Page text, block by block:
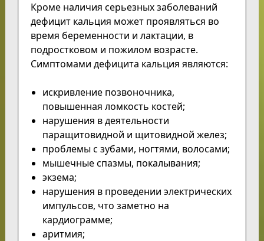
Кроме наличия серьезных заболеваний
дефицит кальция может проявляться во
время беременности и лактации, в
подростковом и пожилом возрасте.
Симптомами дефицита кальция являются:
искривление позвоночника,
повышенная ломкость костей;
нарушения в деятельности
паращитовидной и щитовидной желез;
проблемы с зубами, ногтями, волосами;
мышечные спазмы, покалывания;
экзема;
нарушения в проведении электрических
импульсов, что заметно на
кардиограмме;
аритмия;